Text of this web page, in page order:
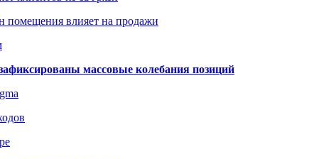
помещения влияет на продажи
массовые колебания позиций